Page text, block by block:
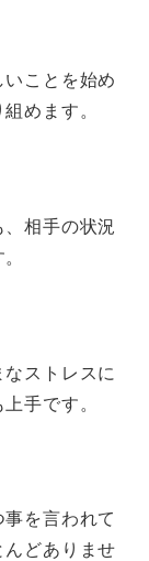
ことを始め
めます。
相手の状況
ストレスに
手です。
を言われて
んどありませ